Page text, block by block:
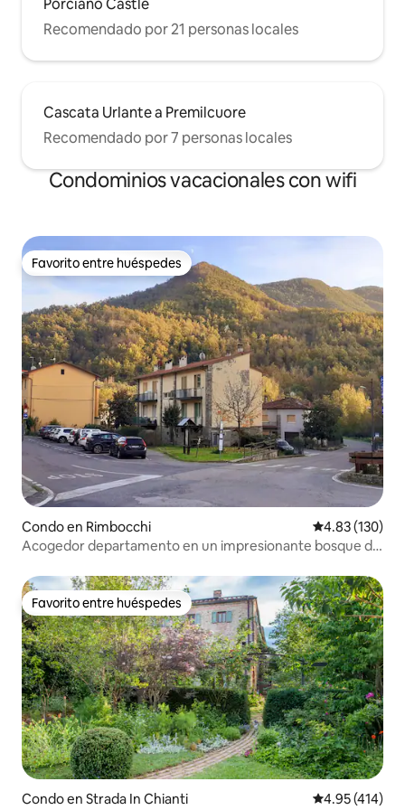
Porciano Castle
Recomendado por 21 personas locales
Cascata Urlante a Premilcuore
Recomendado por 7 personas locales
Condominios vacacionales con wifi
Favorito entre huéspedes
Favorito entre huéspedes
Condo en Rimbocchi Calificación
4.83 (130)
Acogedor departamento en un impresionante bosque de
Favorito entre huéspedes
Favorito entre huéspedes
Condo en Strada In Chianti Calificación
4.95 (414)